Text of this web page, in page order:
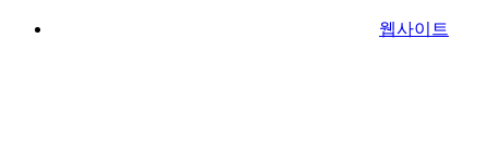
웹사이트